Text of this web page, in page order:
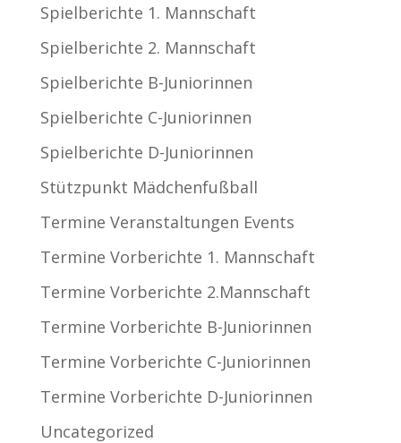
Spielberichte 1. Mannschaft
Spielberichte 2. Mannschaft
Spielberichte B-Juniorinnen
Spielberichte C-Juniorinnen
Spielberichte D-Juniorinnen
Stützpunkt Mädchenfußball
Termine Veranstaltungen Events
Termine Vorberichte 1. Mannschaft
Termine Vorberichte 2.Mannschaft
Termine Vorberichte B-Juniorinnen
Termine Vorberichte C-Juniorinnen
Termine Vorberichte D-Juniorinnen
Uncategorized